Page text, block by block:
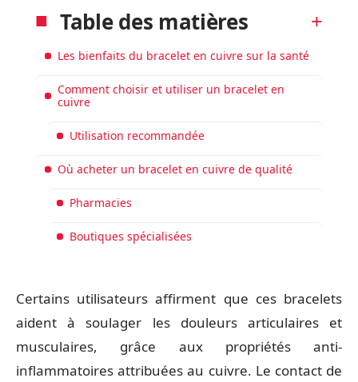
Table des matières
Les bienfaits du bracelet en cuivre sur la santé
Comment choisir et utiliser un bracelet en
cuivre
Utilisation recommandée
Où acheter un bracelet en cuivre de qualité
Pharmacies
Boutiques spécialisées
Certains utilisateurs affirment que ces bracelets
aident à soulager les douleurs articulaires et
musculaires, grâce aux propriétés anti-
inflammatoires attribuées au cuivre. Le contact de